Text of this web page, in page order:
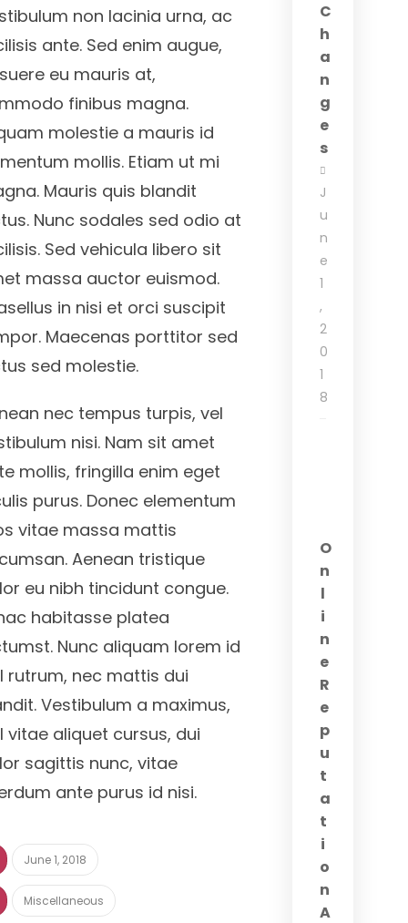
non lacinia urna, ac
ante. Sed enim augue,
eu mauris at,
finibus magna.
molestie a mauris id
mollis. Etiam ut mi
Mauris quis blandit
Nunc sodales sed odio at
Sed vehicula libero sit
massa auctor euismod.
in nisi et orci suscipit
Maecenas porttitor sed
sed molestie.
nec tempus turpis, vel
nisi. Nam sit amet
mollis, fringilla enim eget
purus. Donec elementum
vitae massa mattis
Aenean tristique
eu nibh tincidunt congue.
habitasse platea
Nunc aliquam lorem id
rutrum, nec mattis dui
Vestibulum a maximus,
vitae aliquet cursus, dui
sagittis nunc, vitae
ante purus id nisi.
June 1, 2018
Miscellaneous
C
h
a
n
g
e
s
J
u
n
e
1
,
2
0
1
8
O
n
l
i
n
e
R
e
p
u
t
a
t
i
o
n
A